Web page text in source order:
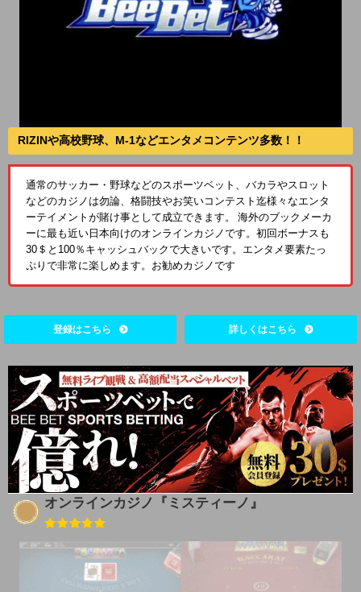
RIZINや高校野球、M-1などエンタメコンテンツ多数！！
通常のサッカー・野球などのスポーツベット、バカラやスロット
などのカジノは勿論、格闘技やお笑いコンテスト迄様々なエンタ
ーテイメントが賭け事として成立できます。 海外のブックメーカ
ーに最も近い日本向けのオンラインカジノです。初回ボーナスも
30＄と100％キャッシュバックで大きいです。エンタメ要素たっ
ぷりで非常に楽しめます。お勧めカジノです
登録はこちら 詳しくはこちら
オンラインカジノ『ミスティーノ』